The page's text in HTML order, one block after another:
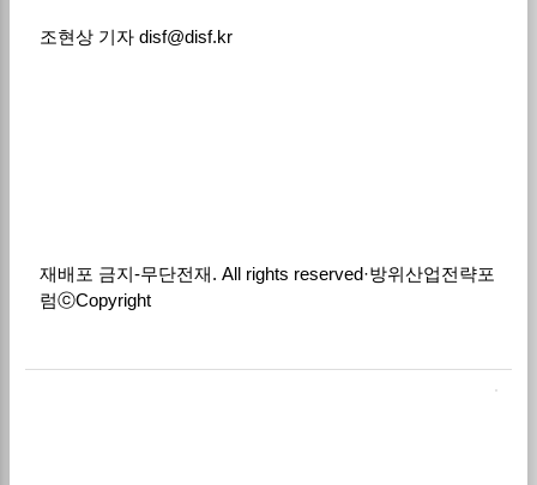
조현상 기자 disf@disf.kr
재배포 금지-무단전재. All rights reserved·방위산업전략포
럼ⓒCopyright